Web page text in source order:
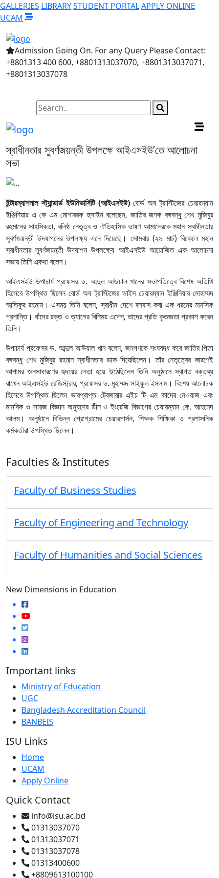
GALLERIES LIBRARYSTUDENT PORTALAPPLY ONLINE
UCAM
Admission Going On. For any Query Please Contact:
+8801313 400 600, +8801313037070, +8801313037071,
+8801313037078
স্বাধীনতার সুবর্ণজয়ন্তী উপলক্ষে আইএসইউ’তে আলোচনা
সভা
ইন্টারন্যাশনাল স্ট্যান্ডার্ড ইউনিভার্সিটি (আইএসইউ)বোর্ড অব ট্রাস্টিজের চেয়ারম্যান
ইঞ্জিনিয়ার এ কে এম মোশাররফ হুসাইন বলেছেন, জাতির জনক বঙ্গবন্ধু শেখ মুজিবুর
রহমানের সাহসিকতা, বলিষ্ঠ নেতৃত্ব ও ঐতিহাসিক ভাষণ আমাদেরকে মহান স্বাধীনতার
সুবর্ণজয়ন্তী উদযাপনের উপলক্ষ্য এনে দিয়েছে। সোমবার (২৯ মার্চ) বিকেলে মহান
স্বাধীনতার সুবর্ণজয়ন্তী উদযাপন উপলক্ষ্যে আইএসইউ আয়োজিত এক আলোচনা
সভায় তিনি একথা বলেন।
আইএসইউ উপাচার্য প্রফেসর ড. আব্দুল আউয়াল খানের সভাপতিত্বে বিশেষ অতিথি
হিসেবে উপস্থিত ছিলেন বোর্ড অব ট্রাস্টিজের ভাইস চেয়ারম্যান ইঞ্জিনিয়ার মোহাম্মদ
আতিকুর রহমান। এসময় তিনি বলেন, স্বাধীন দেশে বসবাস করা এক ধরনের মানসিক
প্রশান্তি। যাঁদের রক্ত ও ত্যাগের বিনিময় এদেশ, তাদের প্রতি কৃতজ্ঞতা প্রকাশ করেন
তিনি।
উপাচার্য প্রফেসর ড. আব্দুল আউয়াল খান বলেন, জনগণকে সংঘবদ্ধ করে জাতির পিতা
বঙ্গবন্ধু শেখ মুজিবুর রহমান স্বাধীনতার ডাক দিয়েছিলেন। তাঁর নেতৃত্বের কারণেই
আপামর জনসাধারণের হৃদয়ের নেতা হয়ে উঠেছিলেন তিনি অনুষ্ঠানে স্বাগত বক্তব্য
রাখেন আইএসইউ রেজিস্ট্রার, প্রফেসর ড. মুহাম্মদ সাইফুল ইসলাম। বিশেষ আলোচক
হিসেবে উপস্থিত ছিলেন ভারপ্রাপ্ত ট্রেজারার এইচ টি এম কাদের নেওয়াজ এবং
মানবিক ও সমাজ বিজ্ঞান অনুষদের ডীন ও ইংরেজি বিভাগের চেয়ারম্যান কে. আহমেদ
আলম। অনুষ্ঠানে বিভিন্ন প্রোগ্রামের চেয়ারপার্সন, শিক্ষক শিক্ষিকা ও প্রশাসনিক
কর্মকর্তারা উপস্থিত ছিলেন।
Faculties & Institutes
Faculty of Business Studies
Faculty of Engineering and Technology
Faculty of Humanities and Social Sciences
New Dimensions in Education
Important links
Ministry of Education
UGC
Bangladesh Accreditation Council
BANBEIS
ISU Links
Home
UCAM
Apply Online
Quick Contact
info@isu.ac.bd
01313037070
01313037071
01313037078
01313400600
+8809613100100